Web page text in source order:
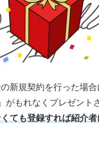
新規契約を行った場
もれなくプレゼント
ても登録すれば紹介